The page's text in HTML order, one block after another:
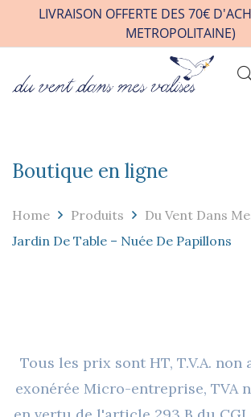
INFOS PRATIQUES
CONTACT
FAQ
REVENDEURS
LIVRAISON OFFERTE DES 70€
METROPOLITAINE)
Boutique en ligne
Home Produits
Du Vent Dans
Jardin De Table – Nuée De Papillons
Tous les prix sont HT, T.V.A.
exonérée Micro-entreprise, TVA